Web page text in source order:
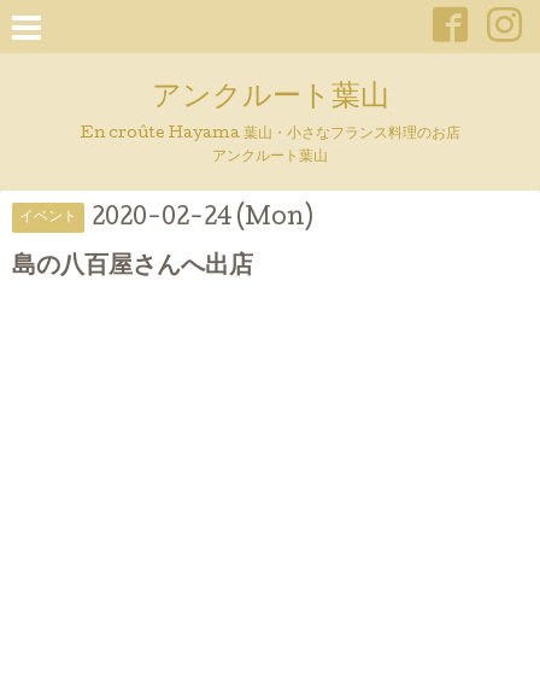
アンクルート葉山
En croûte Hayama 葉山・小さなフランス料理のお店
アンクルート葉山
イベント 2020-02-24 (Mon)
島の八百屋さんへ出店